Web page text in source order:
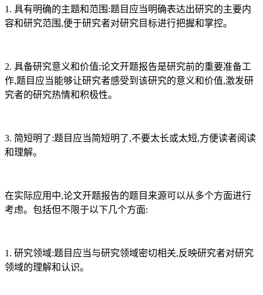
1. 具有明确的主题和范围:题目应当明确表达出研究的主要内
容和研究范围,便于研究者对研究目标进行把握和掌控。
2. 具备研究意义和价值:论文开题报告是研究前的重要准备工
作,题目应当能够让研究者感受到该研究的意义和价值,激发研
究者的研究热情和积极性。
3. 简短明了:题目应当简短明了,不要太长或太短,方便读者阅读
和理解。
在实际应用中,论文开题报告的题目来源可以从多个方面进行
考虑。包括但不限于以下几个方面:
1. 研究领域:题目应当与研究领域密切相关,反映研究者对研究
领域的理解和认识。